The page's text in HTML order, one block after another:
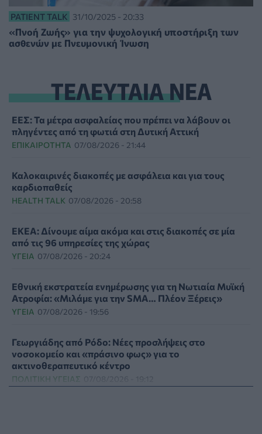
PATIENT TALK 31/10/2025 - 20:33
«Πνοή Ζωής» για την ψυχολογική υποστήριξη των
ασθενών με Πνευμονική Ίνωση
ΤΕΛΕΥΤΑΙΑ ΝΕΑ
ΕΕΣ: Τα μέτρα ασφαλείας που πρέπει να λάβουν οι
πληγέντες από τη φωτιά στη Δυτική Αττική
ΕΠΙΚΑΙΡΌΤΗΤΑ 07/08/2026 - 21:44
Καλοκαιρινές διακοπές με ασφάλεια και για τους
καρδιοπαθείς
HEALTH TALK 07/08/2026 - 20:58
ΕΚΕΑ: Δίνουμε αίμα ακόμα και στις διακοπές σε μία
από τις 96 υπηρεσίες της χώρας
ΥΓΕΊΑ 07/08/2026 - 20:24
Εθνική εκστρατεία ενημέρωσης για τη Νωτιαία Μυϊκή
Ατροφία: «Μιλάμε για την SMA… Πλέον Ξέρεις»
ΥΓΕΊΑ 07/08/2026 - 19:56
Γεωργιάδης από Ρόδο: Νέες προσλήψεις στο
νοσοκομείο και «πράσινο φως» για το
ακτινοθεραπευτικό κέντρο
ΠΟΛΙΤΙΚΉ ΥΓΕΊΑΣ 07/08/2026 - 19:12